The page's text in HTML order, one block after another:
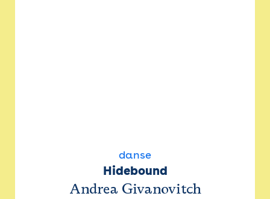
danse
Hidebound
Andrea Givanovitch